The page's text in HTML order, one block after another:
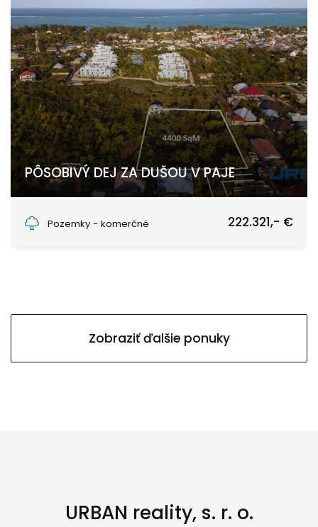
PÔSOBIVÝ DEJ ZA DUŠOU V PAJE
Pozemky - komerčné
222.321,- €
Zobraziť ďalšie ponuky
URBAN reality, s. r. o.